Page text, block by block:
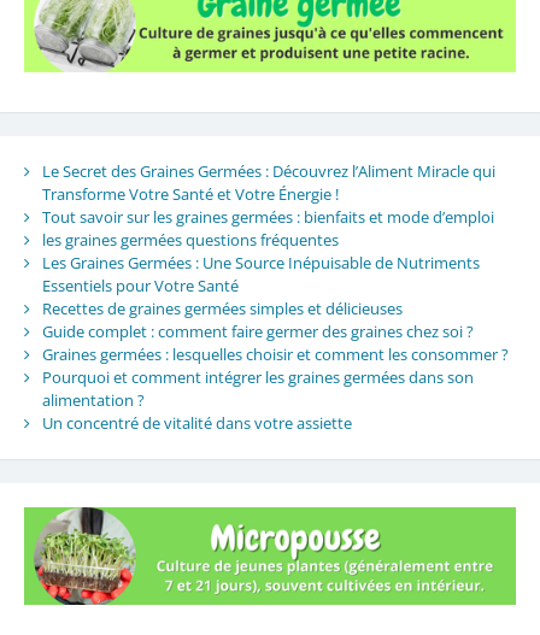
Le Secret des Graines Germées : Découvrez l’Aliment Miracle qui
Transforme Votre Santé et Votre Énergie !
Tout savoir sur les graines germées : bienfaits et mode d’emploi
les graines germées questions fréquentes
Les Graines Germées : Une Source Inépuisable de Nutriments
Essentiels pour Votre Santé
Recettes de graines germées simples et délicieuses
Guide complet : comment faire germer des graines chez soi ?
Graines germées : lesquelles choisir et comment les consommer ?
Pourquoi et comment intégrer les graines germées dans son
alimentation ?
Un concentré de vitalité dans votre assiette